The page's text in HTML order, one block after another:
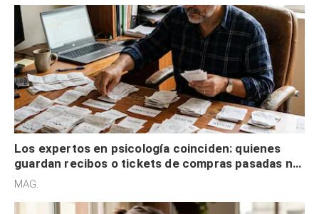
Los expertos en psicología coinciden: quienes
guardan recibos o tickets de compras pasadas no
son acumuladores, sino que tienen necesidad de
MAG.